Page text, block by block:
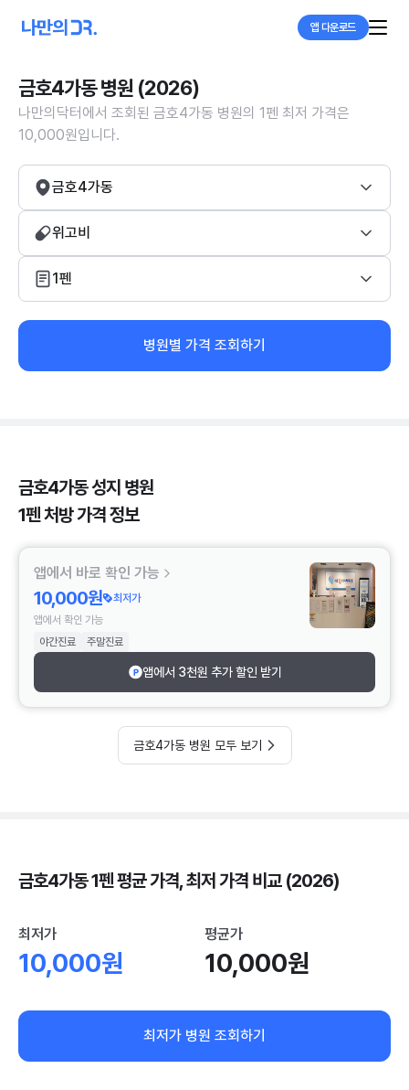
앱 다운로드
금호4가동 병원 (2026)
나만의닥터에서 조회된 금호4가동 병원의 1펜 최저 가격은
10,000원입니다.
금호4가동
위고비
1펜
병원별 가격 조회하기
금호4가동 성지 병원
1펜 처방 가격 정보
앱에서 바로 확인 가능
10,000원
최저가
앱에서 확인 가능
야간진료
주말진료
앱에서 3천원 추가 할인 받기
금호4가동 병원 모두 보기
금호4가동 1펜 평균 가격, 최저 가격 비교 (2026)
최저가
10,000원
평균가
10,000원
최저가 병원 조회하기